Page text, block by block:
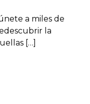
a miles de
la
[…]